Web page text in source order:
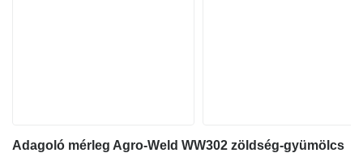
Adagoló mérleg Agro-Weld WW302 zöldség-gyümölcs